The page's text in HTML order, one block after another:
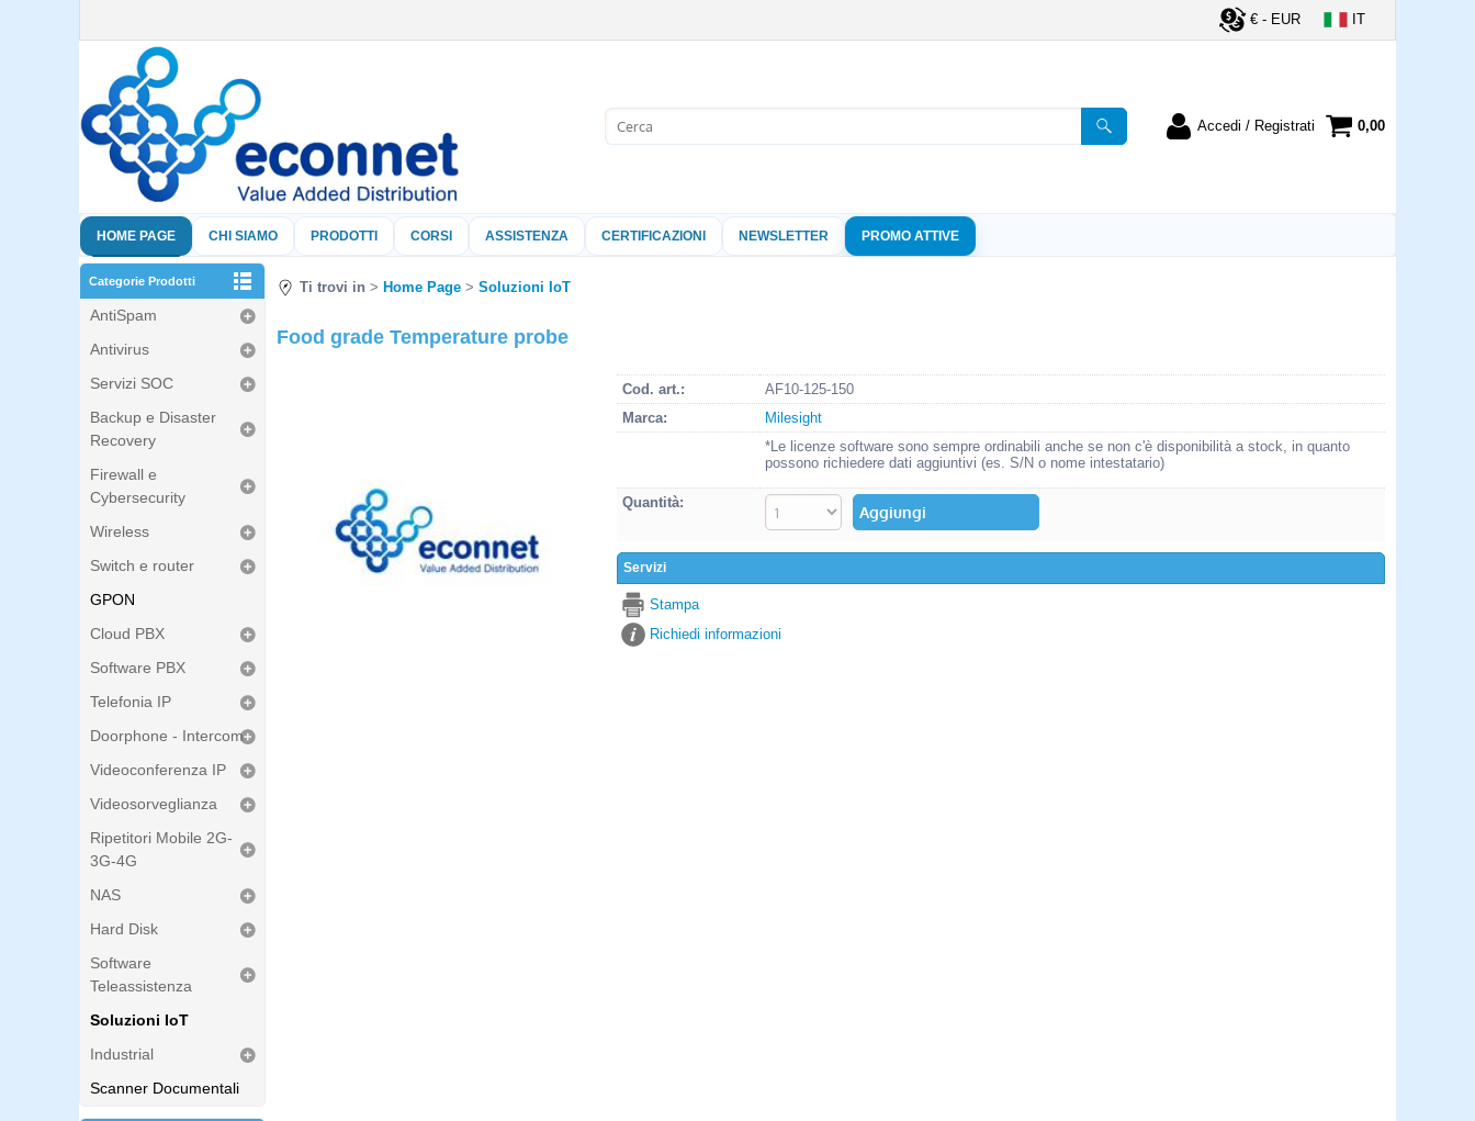
€ - EUR IT
Accedi / Registrati
nome utente e la password e poi
clicca sul pulsante "Accedi"
Hai perso la password?
0,00
HOME PAGE CHI SIAMO PRODOTTI CORSI ASSISTENZA CERTIFICAZIONI NEWSLETTER PROMO ATTIVE
Categorie Prodotti
AntiSpam
Antivirus
Servizi SOC
Backup e Disaster
Recovery
Firewall e
Cybersecurity
Wireless
Switch e router
GPON
Cloud PBX
Software PBX
Telefonia IP
Doorphone - Intercom
Videoconferenza IP
Videosorveglianza
Ripetitori Mobile 2G-
3G-4G
NAS
Hard Disk
Software
Teleassistenza
Soluzioni IoT
Industrial
Scanner Documentali
Ti trovi in Home Page Soluzioni IoT
Food grade Temperature probe
Cod. art.:
AF10-125-150
Marca:
Milesight
*Le licenze software sono sempre ordinabili anche se non c'è disponibilità a stock, in quanto
possono richiedere dati aggiuntivi (es. S/N o nome intestatario)
Quantità:
Servizi
Stampa
Richiedi informazioni